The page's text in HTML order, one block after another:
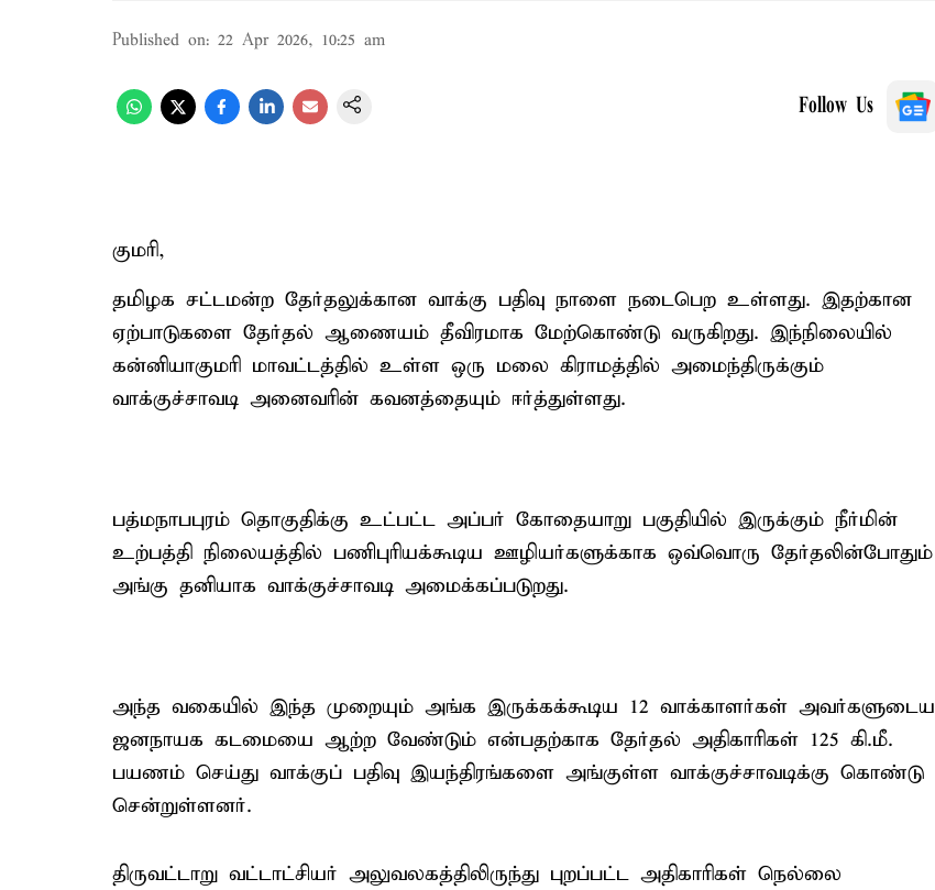
Published on: 22 Apr 2026, 10:25 am
Follow Us
குமரி,
தமிழக சட்டமன்ற தேர்தலுக்கான வாக்கு பதிவு நாளை நடைபெற உள்ளது. இதற்கான
ஏற்பாடுகளை தேர்தல் ஆணையம் தீவிரமாக மேற்கொண்டு வருகிறது. இந்நிலையில்
கன்னியாகுமரி மாவட்டத்தில் உள்ள ஒரு மலை கிராமத்தில் அமைந்திருக்கும்
வாக்குச்சாவடி அனைவரின் கவனத்தையும் ஈர்த்துள்ளது.
பத்மநாபபுரம் தொகுதிக்கு உட்பட்ட அப்பர் கோதையாறு பகுதியில் இருக்கும் நீர்மின்
உற்பத்தி நிலையத்தில் பணிபுரியக்கூடிய ஊழியர்களுக்காக ஒவ்வொரு தேர்தலின்போதும்
அங்கு தனியாக வாக்குச்சாவடி அமைக்கப்படுறது.
அந்த வகையில் இந்த முறையும் அங்க இருக்கக்கூடிய 12 வாக்காளர்கள் அவர்களுடைய
ஜனநாயக கடமையை ஆற்ற வேண்டும் என்பதற்காக தேர்தல் அதிகாரிகள் 125 கி.மீ.
பயணம் செய்து வாக்குப் பதிவு இயந்திரங்களை அங்குள்ள வாக்குச்சாவடிக்கு கொண்டு
சென்றுள்ளனர்.
திருவட்டாறு வட்டாட்சியர் அலுவலகத்திலிருந்து புறப்பட்ட அதிகாரிகள் நெல்லை